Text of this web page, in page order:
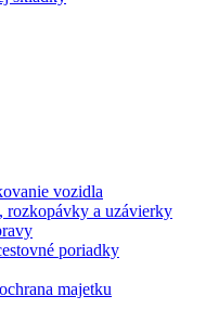
vozidla
rozkopávky a uzávierky
poriadky
majetku